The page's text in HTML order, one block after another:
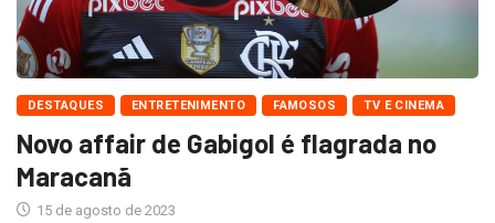
DESTAQUES ENTRETENIMENTO FAMOSOS TV E CINEMA
Novo affair de Gabigol é flagrada no
Maracanã
15 de agosto de 2023